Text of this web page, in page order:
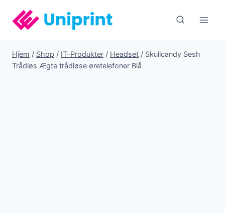
indhold
Hjem / Shop / IT-Produkter / Headset / Skullcandy Sesh
Trådløs Ægte trådløse øretelefoner Blå